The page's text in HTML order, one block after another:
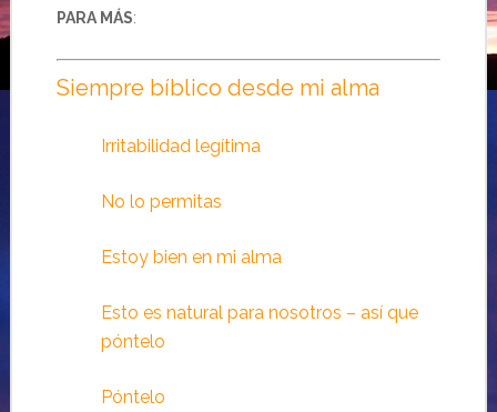
PARA MÁS:
Siempre bíblico desde mi alma
Irritabilidad legítima
No lo permitas
Estoy bien en mi alma
Esto es natural para nosotros – así que
póntelo
Póntelo